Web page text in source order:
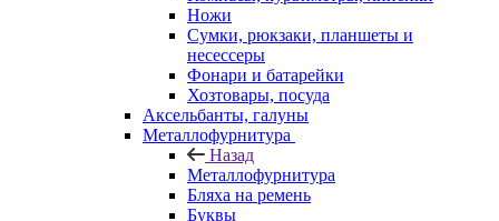
Ножи
Сумки, рюкзаки, планшеты и
несессеры
Фонари и батарейки
Хозтовары, посуда
Аксельбанты, галуны
Металлофурнитура
Назад
Металлофурнитура
Бляха на ремень
Буквы